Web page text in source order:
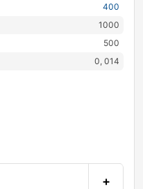
400
1000
500
0, 014
+